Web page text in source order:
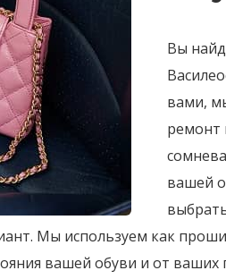
Вы
вами,
ремонт
вашей
Мы используем как
вашей обуви и от